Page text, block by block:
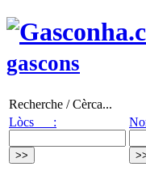
gascons
Recherche / Cèrca...
Lòcs :